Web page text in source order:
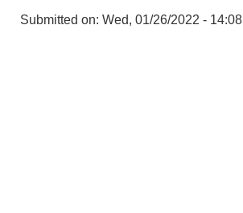
Submitted on: Wed, 01/26/2022 - 14:08